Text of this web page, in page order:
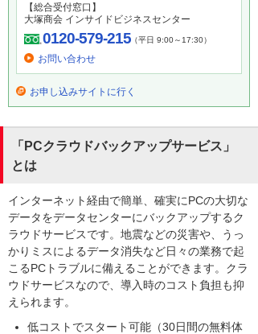
【総合受付窓口】
大塚商会 インサイドビジネスセンター
0120-579-215（平日 9:00～17:30）
お問い合わせ
お申し込みサイトに行く
「PCクラウドバックアップサービス」
とは
インターネット経由で簡単、確実にPCの大切な
データをデータセンターにバックアップするク
ラウドサービスです。地震などの災害や、うっ
かりミスによるデータ消失など日々の業務で起
こるPCトラブルに備えることができます。クラ
ウドサービスなので、導入時のコスト負担も抑
えられます。
低コストでスタート可能（30日間の無料体